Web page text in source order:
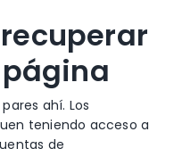
ahí. Los
teniendo acceso a
de